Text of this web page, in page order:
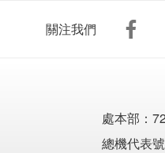
關注我們
處本部：
總機代表